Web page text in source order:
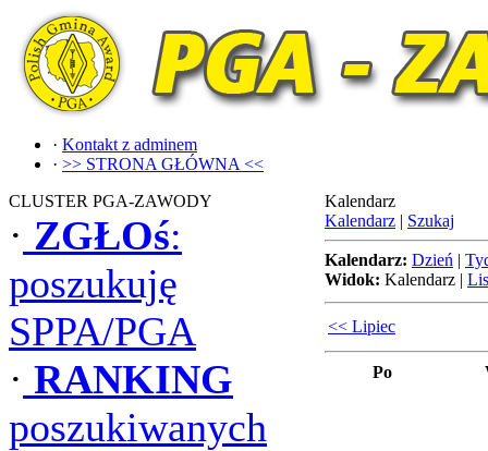
· Kontakt z adminem
· >> STRONA GŁÓWNA <<
CLUSTER PGA-ZAWODY
· ZGŁOś:
poszukuję
SPPA/PGA
· RANKING
poszukiwanych
Kalendarz
Kalendarz | Szukaj
Kalendarz: Dzień |
Widok: Kalendarz |
<< Lipiec
Po